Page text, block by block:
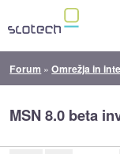
Forum »Omrežja in
MSN 8.0 beta